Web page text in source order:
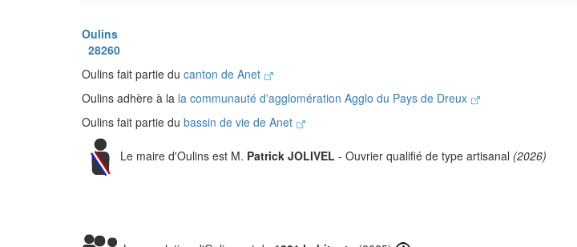
Oulins
28260
Oulins fait partie du canton de Anet
Oulins adhère à la la communauté d'agglomération Agglo du Pays de Dreux
Oulins fait partie du bassin de vie de Anet
Le maire d'Oulins est M. Patrick JOLIVEL - Ouvrier qualifié de type artisanal (2026)